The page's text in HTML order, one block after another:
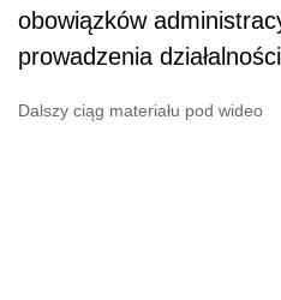
obowiązków
prowadzenia
Dalszy ciąg materiału pod wideo